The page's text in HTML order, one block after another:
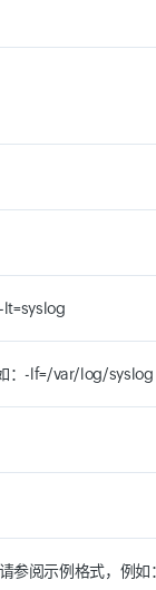
lt=syslog
：-lf=/var/log/syslog
参阅示例格式，例如